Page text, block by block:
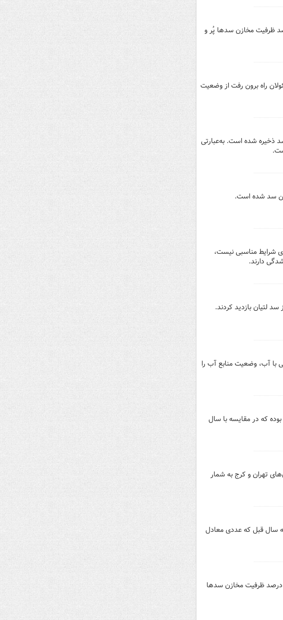
وجود ۲۲میلیارد و ۹۰میلیون مترمکعب آب ذخیره‌شده در سدهای کشور، ۴۳درصد ظرفیت مخازن سدها پُر و
راه برون رفت از وضعیت
مترمکعب آب پشت این سد ذخیره شده است. به‌عبارتی
گویای شرایط مناسبی نیست،
لتیان بازدید کردند.
با آب، وضعیت منابع آب را
معادل ۷ میلیارد و ۹۷۰ میلیون متر مکعب بوده که در مقایسه با سال
آب شرب استان‌های تهران و کرج به شمار
عدد نسبت به سال قبل که عددی معادل
در زمان حاضر با وجود ۲۲ میلیارد و ۴۶۰ میلیون مترمکعب آب ذخیره‌شده در سدهای کشور، ۴۳ درصد ظرفیت مخازن سدها